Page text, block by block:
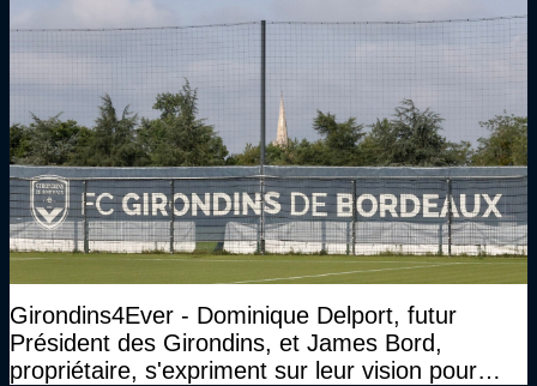
Girondins4Ever - Dominique Delport, futur
Président des Girondins, et James Bord,
propriétaire, s'expriment sur leur vision pour